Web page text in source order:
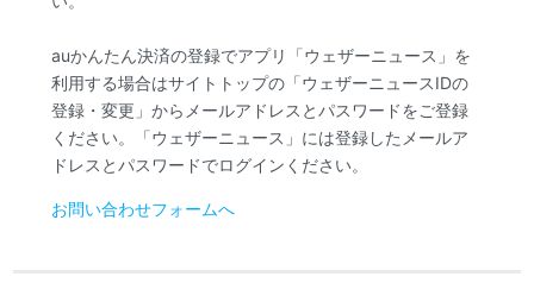
auかんたん決済の登録でアプリ「ウェザーニュース」を
利用する場合はサイトトップの「ウェザーニュースIDの
登録・変更」からメールアドレスとパスワードをご登録
ください。「ウェザーニュース」には登録したメールア
ドレスとパスワードでログインください。
お問い合わせフォームへ